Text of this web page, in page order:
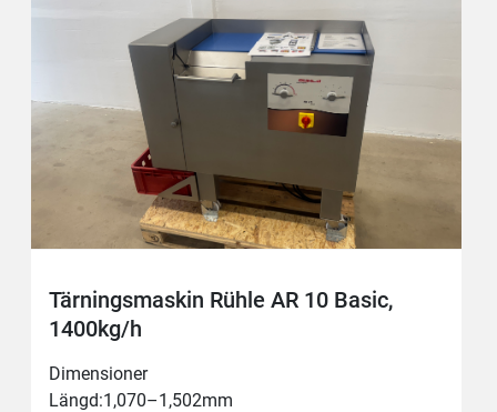
Tärningsmaskin Rühle AR 10 Basic,
1400kg/h
Dimensioner
Längd:1,070–1,502mm